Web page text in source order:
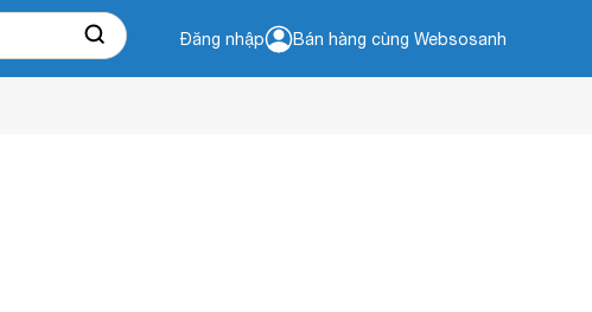
Đăng nhập Bán hàng cùng Websosanh